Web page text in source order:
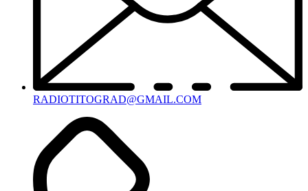
RADIOTITOGRAD@GMAIL.COM